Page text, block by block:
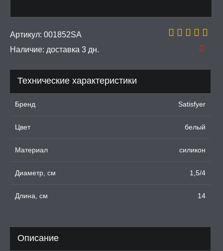
ФЕТИШ
ИНТИМ-ГЕЛИ,
НА ЧЛЕН
Артикул: 001852SA
Наличие: доставка 3 дн.
Технические характеристики
Бренд Satisfyer
Цвет белый
Материал силикон
Диаметр, см 1,5/4
Длина, см 14
Описание